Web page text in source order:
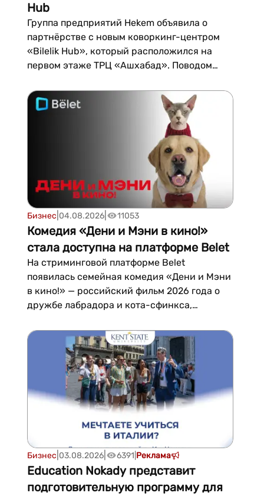
Hub
Группа предприятий Hekem объявила о
партнёрстве с новым коворкинг-центром
«Bilelik Hub», который расположился на
первом этаже ТРЦ «Ашхабад». Поводом
которого состоялась презентация компании
и её услуг для гостей и будущих резидентов
Бизнес 04.08.2026| 11053
Комедия «Дени и Мэни в кино!»
стала доступна на платформе Belet
На стриминговой платформе Belet
появилась семейная комедия «Дени и Мэни
в кино!» — российский фильм 2026 года о
дружбе лабрадора и кота-сфинкса,
сюжету пёс Дени получает выгодный
рекламный...
Бизнес 03.08.2026| 6391 Реклама
Education Nokady представит
подготовительную программу для